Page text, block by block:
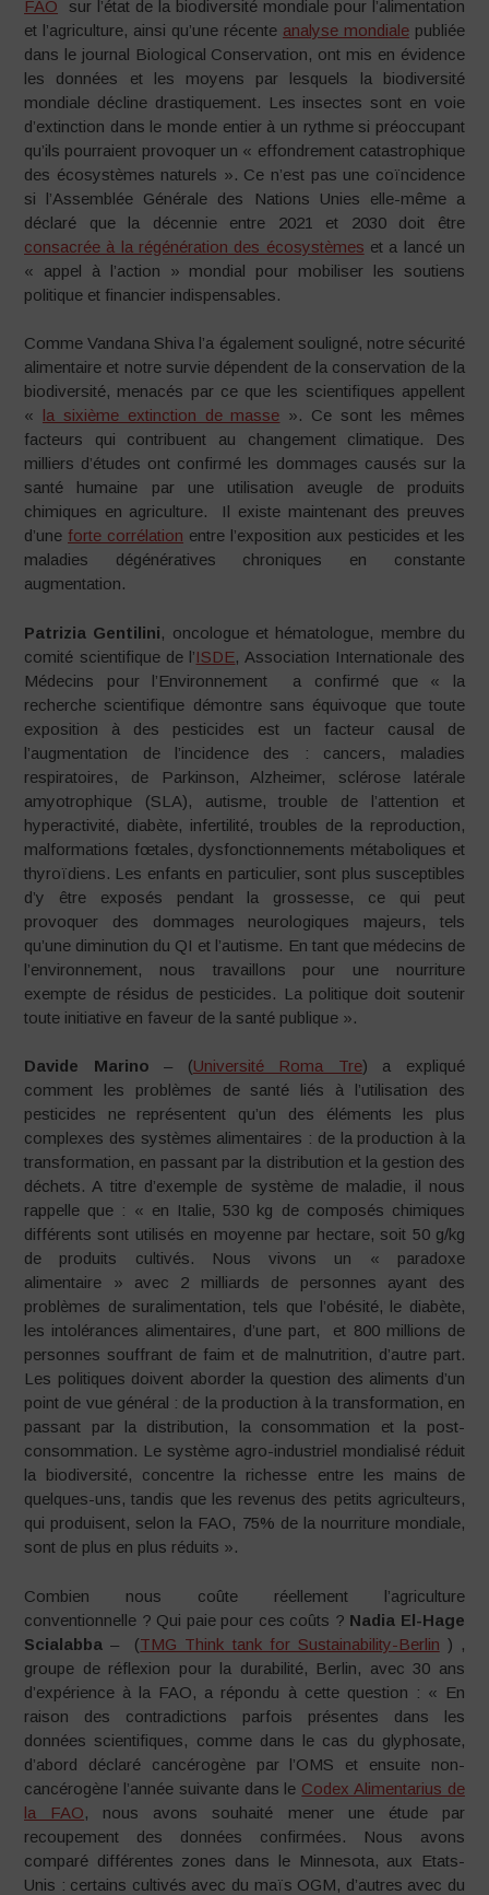
FAO sur l’état de la biodiversité mondiale pour l’alimentation
et l’agriculture, ainsi qu’une récente analyse mondialepubliée
dans le journal Biological Conservation, ont mis en évidence
les données et les moyens par lesquels la biodiversité
mondiale décline drastiquement. Les insectes sont en voie
d’extinction dans le monde entier à un rythme si préoccupant
qu’ils pourraient provoquer un « effondrement catastrophique
des écosystèmes naturels ». Ce n’est pas une coïncidence
si l’Assemblée Générale des Nations Unies elle-même a
déclaré que la décennie entre 2021 et 2030 doit être
consacrée à la régénération des écosystèmes et a lancé un
« appel à l’action » mondial pour mobiliser les soutiens
politique et financier indispensables.
Comme Vandana Shiva l’a également souligné, notre sécurité
alimentaire et notre survie dépendent de la conservation de la
biodiversité, menacés par ce que les scientifiques appellent
« la sixième extinction de masse ». Ce sont les mêmes
facteurs qui contribuent au changement climatique. Des
milliers d’études ont confirmé les dommages causés sur la
santé humaine par une utilisation aveugle de produits
chimiques en agriculture. Il existe maintenant des preuves
d’une forte corrélation entre l’exposition aux pesticides et les
maladies dégénératives chroniques en constante
augmentation.
Patrizia Gentilini, oncologue et hématologue, membre du
comité scientifique de l’ISDE, Association Internationale des
Médecins pour l’Environnement a confirmé que « la
recherche scientifique démontre sans équivoque que toute
exposition à des pesticides est un facteur causal de
l’augmentation de l’incidence des : cancers, maladies
respiratoires, de Parkinson, Alzheimer, sclérose latérale
amyotrophique (SLA), autisme, trouble de l’attention et
hyperactivité, diabète, infertilité, troubles de la reproduction,
malformations fœtales, dysfonctionnements métaboliques et
thyroïdiens. Les enfants en particulier, sont plus susceptibles
d’y être exposés pendant la grossesse, ce qui peut
provoquer des dommages neurologiques majeurs, tels
qu’une diminution du QI et l’autisme. En tant que médecins de
l’environnement, nous travaillons pour une nourriture
exempte de résidus de pesticides. La politique doit soutenir
toute initiative en faveur de la santé publique ».
Davide Marino – (Université Roma Tre) a expliqué
comment les problèmes de santé liés à l’utilisation des
pesticides ne représentent qu’un des éléments les plus
complexes des systèmes alimentaires : de la production à la
transformation, en passant par la distribution et la gestion des
déchets. A titre d’exemple de système de maladie, il nous
rappelle que : « en Italie, 530 kg de composés chimiques
différents sont utilisés en moyenne par hectare, soit 50 g/kg
de produits cultivés. Nous vivons un « paradoxe
alimentaire » avec 2 milliards de personnes ayant des
problèmes de suralimentation, tels que l’obésité, le diabète,
les intolérances alimentaires, d’une part, et 800 millions de
personnes souffrant de faim et de malnutrition, d’autre part.
Les politiques doivent aborder la question des aliments d’un
point de vue général : de la production à la transformation, en
passant par la distribution, la consommation et la post-
consommation. Le système agro-industriel mondialisé réduit
la biodiversité, concentre la richesse entre les mains de
quelques-uns, tandis que les revenus des petits agriculteurs,
qui produisent, selon la FAO, 75% de la nourriture mondiale,
sont de plus en plus réduits ».
Combien nous coûte réellement l’agriculture
conventionnelle ? Qui paie pour ces coûts ? Nadia El-Hage
Scialabba – (TMG Think tank for Sustainability-Berlin ) ,
groupe de réflexion pour la durabilité, Berlin, avec 30 ans
d’expérience à la FAO, a répondu à cette question : « En
raison des contradictions parfois présentes dans les
données scientifiques, comme dans le cas du glyphosate,
d’abord déclaré cancérogène par l’OMS et ensuite non-
cancérogène l’année suivante dans le Codex Alimentarius de
la FAO, nous avons souhaité mener une étude par
recoupement des données confirmées. Nous avons
comparé différentes zones dans le Minnesota, aux Etats-
Unis : certains cultivés avec du maïs OGM, d’autres avec du